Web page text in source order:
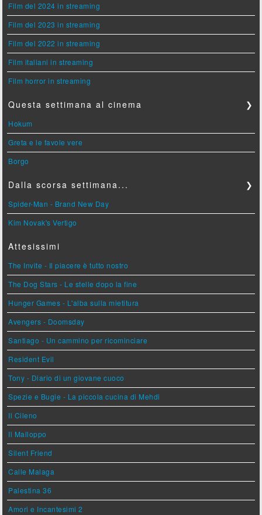
Film del 2024 in streaming
Film del 2023 in streaming
Film del 2022 in streaming
Film italiani in streaming
Film horror in streaming
Questa settimana al cinema ❯
Hokum
Greta e le favole vere
Borgo
Dalla scorsa settimana... ❯
Spider-Man - Brand New Day
Kim Novak's Vertigo
Attesissimi
The Invite - Il piacere è tutto nostro
The Dog Stars - Le stelle dopo la fine
Hunger Games - L'alba sulla mietitura
Avengers - Doomsday
Santiago - Un cammino per ricominciare
Resident Evil
Tony - Diario di un giovane cuoco
Spezie e Bugie - La piccola cucina di Mehdi
Il Cileno
Il Malloppo
Silent Friend
Calle Malaga
Palestina 36
Amori e Incantesimi 2